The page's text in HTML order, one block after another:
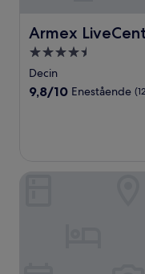
Armex
Armex LiveCentrum
4.5-
stjernet
overnatningssted
Decin
9.8
anmeldelser)
9,8/10 Enestående